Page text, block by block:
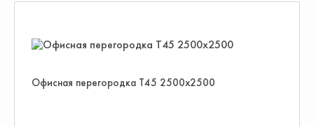
Офисная перегородка Т45 2500х2500